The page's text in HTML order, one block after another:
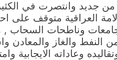
جديد وانتصرت في
متوقف على
الجامعات وناطحات
النفط والغاز والمعادن
وعاداته